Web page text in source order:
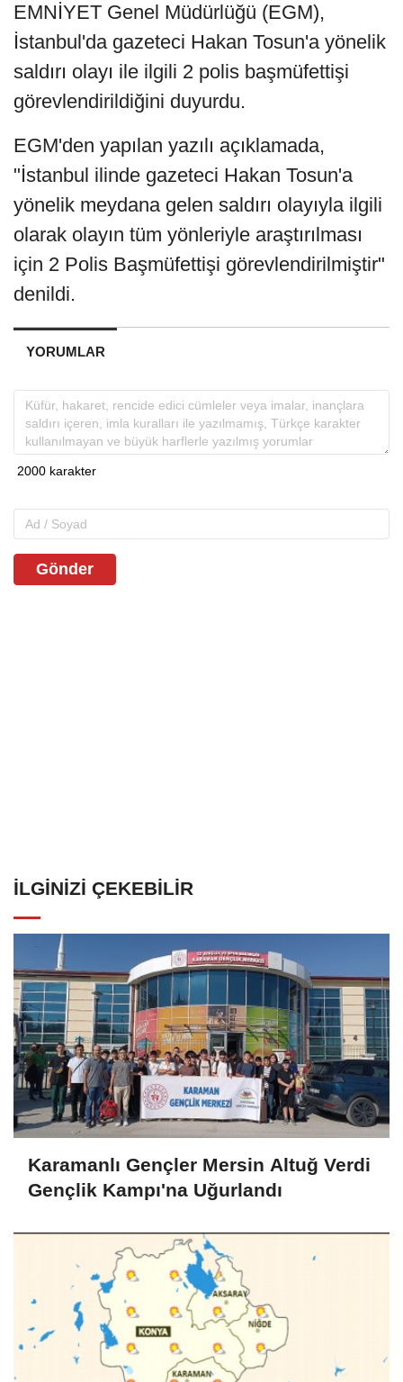
EMNİYET Genel Müdürlüğü (EGM),
İstanbul'da gazeteci Hakan Tosun'a yönelik
saldırı olayı ile ilgili 2 polis başmüfettişi
görevlendirildiğini duyurdu.
EGM'den yapılan yazılı açıklamada,
"İstanbul ilinde gazeteci Hakan Tosun'a
yönelik meydana gelen saldırı olayıyla ilgili
olarak olayın tüm yönleriyle araştırılması
için 2 Polis Başmüfettişi görevlendirilmiştir"
denildi.
YORUMLAR
Gönder
İLGINIZI ÇEKEBILIR
Karamanlı Gençler Mersin Altuğ Verdi
Gençlik Kampı'na Uğurlandı